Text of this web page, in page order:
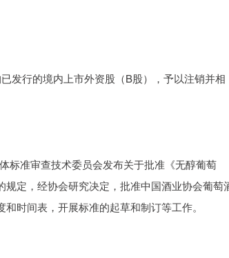
发行的境内上市外资股（B股），予以注销并相
标准审查技术委员会发布关于批准《无醇葡萄
定，经协会研究决定，批准中国酒业协会葡萄
时间表，开展标准的起草和制订等工作。